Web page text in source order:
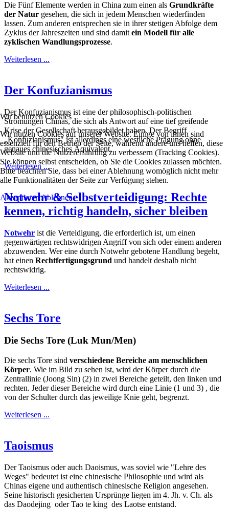
Die Fünf Elemente werden in China zum einen als Grundkräfte
der Natur gesehen, die sich in jedem Menschen wiederfinden
lassen. Zum anderen entsprechen sie in ihrer stetigen Abfolge dem
Zyklus der Jahreszeiten und sind damit ein Modell für alle
zyklischen Wandlungsprozesse.
Weiterlesen ...
Der Konfuzianismus
Der Konfuzianismus ist eine der philosophisch-politischen
Strömungen Chinas, die sich als Antwort auf eine tief greifende
Krise der Gesellschaft herausgebildet haben. Der Begriff
„Konfuzianismus" ist allerdings eine westliche Prägung ohne
genaues chinesisches Äquivalent.
Weiterlesen ...
Notwehr & Selbstverteidigung: Rechte
kennen, richtig handeln, sicher bleiben
Notwehr ist die Verteidigung, die erforderlich ist, um einen
gegenwärtigen rechtswidrigen Angriff von sich oder einem anderen
abzuwenden. Wer eine durch Notwehr gebotene Handlung begeht,
hat einen Rechtfertigungsgrund und handelt deshalb nicht
rechtswidrig.
Weiterlesen ...
Sechs Tore
Die Sechs Tore (Luk Mun/Men)
Die sechs Tore sind verschiedene Bereiche am menschlichen
Körper. Wie im Bild zu sehen ist, wird der Körper durch die
Zentrallinie (Joong Sin) (2) in zwei Bereiche geteilt, den linken und
rechten. Jeder dieser Bereiche wird durch eine Linie (1 und 3) , die
von der Schulter durch das jeweilige Knie geht, begrenzt.
Weiterlesen ...
Taoismus
Der Taoismus oder auch Daoismus, was soviel wie "Lehre des
Weges" bedeutet ist eine chinesische Philosophie und wird als
Chinas eigene und authentisch chinesische Religion angesehen.
Seine historisch gesicherten Ursprünge liegen im 4. Jh. v. Ch. als
das Daodejing oder Tao te king des Laotse entstand.
Wir benutzen Cookies
Wir nutzen Cookies auf unserer Website. Einige von ihnen sind
essenziell für den Betrieb der Seite, während andere uns helfen, diese
Website und die Nutzererfahrung zu verbessern (Tracking Cookies).
Sie können selbst entscheiden, ob Sie die Cookies zulassen möchten.
Bitte beachten Sie, dass bei einer Ablehnung womöglich nicht mehr
alle Funktionalitäten der Seite zur Verfügung stehen.
Akzeptieren Ablehnen